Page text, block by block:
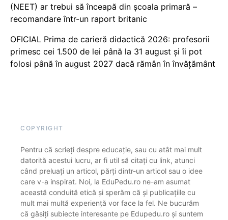
(NEET) ar trebui să înceapă din școala primară –
recomandare într-un raport britanic
OFICIAL Prima de carieră didactică 2026: profesorii
primesc cei 1.500 de lei până la 31 august și îi pot
folosi până în august 2027 dacă rămân în învățământ
COPYRIGHT
Pentru că scrieți despre educație, sau cu atât mai mult
datorită acestui lucru, ar fi util să citați cu link, atunci
când preluați un articol, părți dintr-un articol sau o idee
care v-a inspirat. Noi, la EduPedu.ro ne-am asumat
această conduită etică și sperăm că și publicațiile cu
mult mai multă experiență vor face la fel. Ne bucurăm
că găsiți subiecte interesante pe Edupedu.ro și suntem